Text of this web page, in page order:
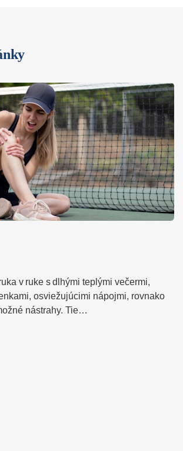
v ruke s dlhými teplými večermi,
osviežujúcimi nápojmi, rovnako
nástrahy. Tie…